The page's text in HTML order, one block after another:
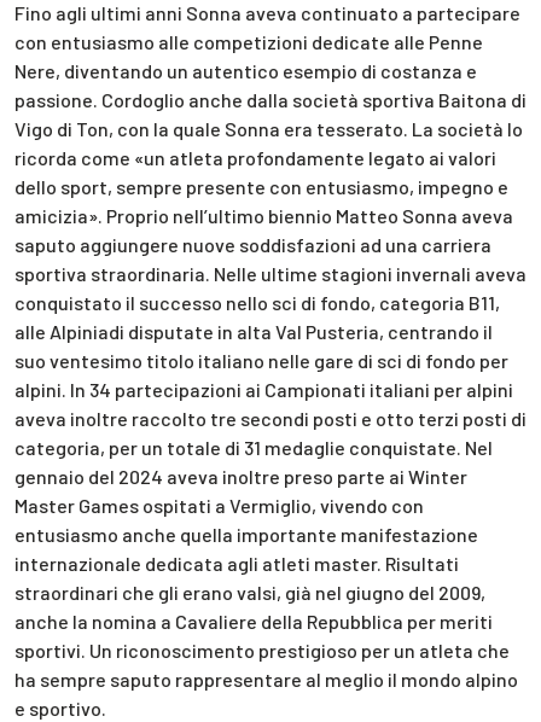
Fino agli ultimi anni Sonna aveva continuato a partecipare
con entusiasmo alle competizioni dedicate alle Penne
Nere, diventando un autentico esempio di costanza e
passione. Cordoglio anche dalla società sportiva Baitona di
Vigo di Ton, con la quale Sonna era tesserato. La società lo
ricorda come «un atleta profondamente legato ai valori
dello sport, sempre presente con entusiasmo, impegno e
amicizia». Proprio nell’ultimo biennio Matteo Sonna aveva
saputo aggiungere nuove soddisfazioni ad una carriera
sportiva straordinaria. Nelle ultime stagioni invernali aveva
conquistato il successo nello sci di fondo, categoria B11,
alle Alpiniadi disputate in alta Val Pusteria, centrando il
suo ventesimo titolo italiano nelle gare di sci di fondo per
alpini. In 34 partecipazioni ai Campionati italiani per alpini
aveva inoltre raccolto tre secondi posti e otto terzi posti di
categoria, per un totale di 31 medaglie conquistate. Nel
gennaio del 2024 aveva inoltre preso parte ai Winter
Master Games ospitati a Vermiglio, vivendo con
entusiasmo anche quella importante manifestazione
internazionale dedicata agli atleti master. Risultati
straordinari che gli erano valsi, già nel giugno del 2009,
anche la nomina a Cavaliere della Repubblica per meriti
sportivi. Un riconoscimento prestigioso per un atleta che
ha sempre saputo rappresentare al meglio il mondo alpino
e sportivo.